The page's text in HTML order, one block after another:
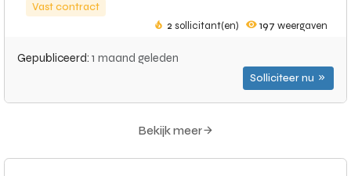
Vast contract
2 sollicitant(en) 197 weergaven
Gepubliceerd: 1 maand geleden
Solliciteer nu
Bekijk meer